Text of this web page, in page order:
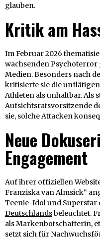
glauben.
Kritik am
Im Februar 2026
wachsenden
Medien. Besonders nach
kritisierte sie die
Athleten als unhaltbar. Als
Aufsichtsratsvorsitzende
sie, solche Attacken
Neue
Engagement
Auf ihrer offiziellen
Franziska van Almsick“
Teenie-Idol und
Deutschlandsbeleuchtet.
als Markenbotschafterin,
setzt sich für